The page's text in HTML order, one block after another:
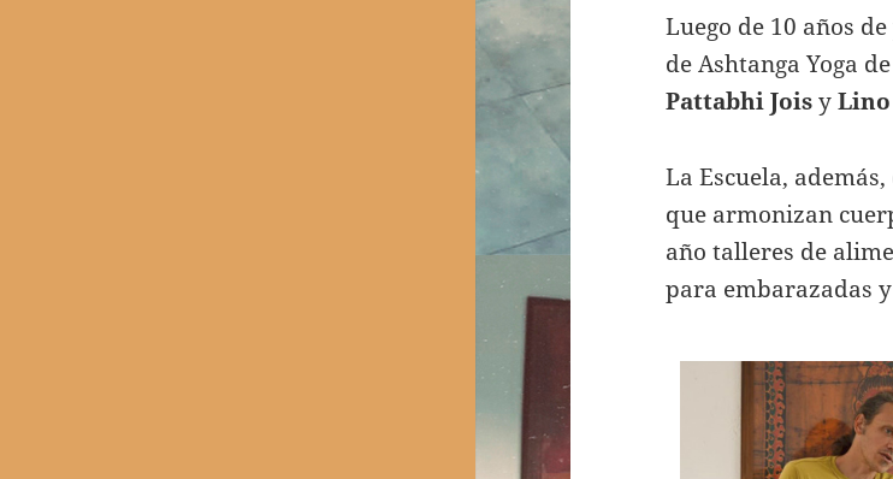
Luego de 10 años
de Ashtanga Yoga
Pattabhi Joisy
La Escuela,
que armonizan
año talleres de
para embarazadas